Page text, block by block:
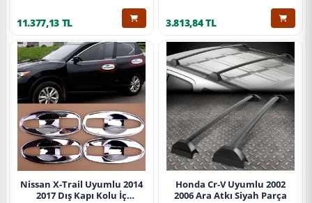
11.377,13 TL 3.813,84 TL
Nissan X-Trail Uyumlu 2014
2017 Dış Kapı Kolu İç
Honda Cr-V Uyumlu 2002
2006 Ara Atkı Siyah Parça